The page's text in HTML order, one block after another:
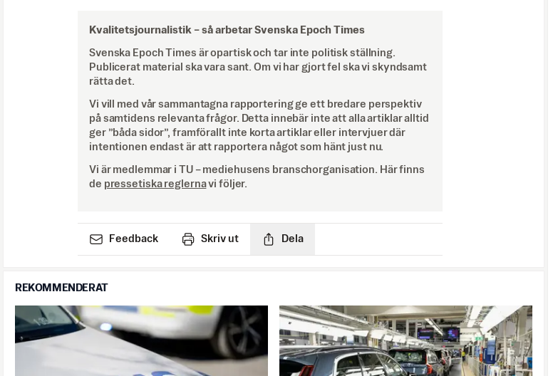
Kvalitetsjournalistik – så arbetar Svenska Epoch Times
Svenska Epoch Times är opartisk och tar inte politisk ställning.
Publicerat material ska vara sant. Om vi har gjort fel ska vi skyndsamt
rätta det.
Vi vill med vår sammantagna rapportering ge ett bredare perspektiv
på samtidens relevanta frågor. Detta innebär inte att alla artiklar alltid
ger ”båda sidor”, framförallt inte korta artiklar eller intervjuer där
intentionen endast är att rapportera något som hänt just nu.
Vi är medlemmar i TU – mediehusens branschorganisation. Här finns
de pressetiska reglernavi följer.
Feedback Skriv ut Dela
REKOMMENDERAT